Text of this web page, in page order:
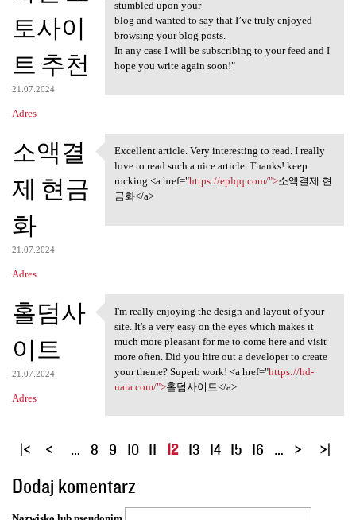
토사이
트 추천
21.07.2024
Adres
stumbled upon your
blog and wanted to say that I’ve truly enjoyed
browsing your blog posts.
In any case I will be subscribing to your feed and I
hope you write again soon!"
소액결
제 현금
화
21.07.2024
Adres
Excellent article. Very
Excellent article. Very interesting to read. I really
love to read such a nice article. Thanks! keep
rocking <a href="https://eplqq.com/">소액결제 현
금화</a>
홀덤사
이트
21.07.2024
Adres
I'm really enjoying the
I'm really enjoying the design and layout of your
site. It's a very easy on the eyes which makes it
much more pleasant for me to come here and visit
more often. Did you hire out a developer to create
your theme? Superb work! <a href="https://hd-
nara.com/">홀덤사이트</a>
S
r
o
… 8 9 10 11 12 13 14 15 16 …
Dodaj komentarz